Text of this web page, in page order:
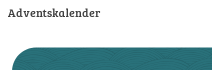
Adventskalender